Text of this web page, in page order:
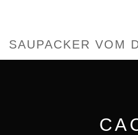
SAUPACKER VOM